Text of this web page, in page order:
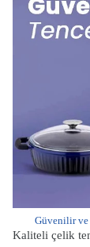
Güvenilir ve
Kaliteli çelik